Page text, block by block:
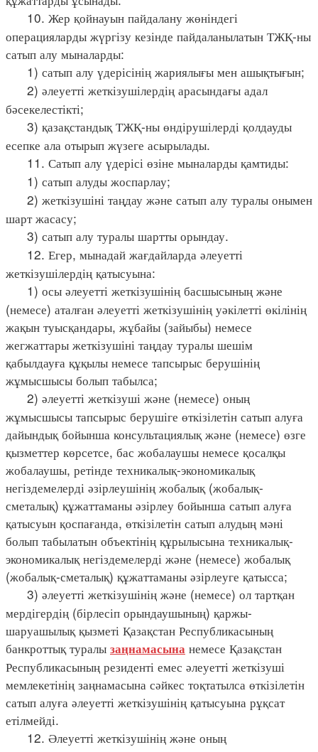
10. Жер қойнауын пайдалану жөніндегі
операцияларды жүргізу кезінде пайдаланылатын ТЖҚ-ны
сатып алу мыналарды:
1) сатып алу үдерісінің жариялығы мен ашықтығын;
2) әлеуетті жеткізушілердің арасындағы адал
бәсекелестікті;
3) қазақстандық ТЖҚ-ны өндірушілерді қолдауды
есепке ала отырып жүзеге асырылады.
11. Сатып алу үдерісі өзіне мыналарды қамтиды:
1) сатып алуды жоспарлау;
2) жеткізушіні таңдау және сатып алу туралы онымен
шарт жасасу;
3) сатып алу туралы шартты орындау.
12. Егер, мынадай жағдайларда әлеуетті
жеткізушілердің қатысуына:
1) осы әлеуетті жеткізушінің басшысының және
(немесе) аталған әлеуетті жеткізушінің уәкілетті өкілінің
жақын туысқандары, жұбайы (зайыбы) немесе
жегжаттары жеткізушіні таңдау туралы шешім
қабылдауға құқылы немесе тапсырыс берушінің
жұмысшысы болып табылса;
2) әлеуетті жеткізуші және (немесе) оның
жұмысшысы тапсырыс берушіге өткізілетін сатып алуға
дайындық бойынша консультациялық және (немесе) өзге
қызметтер көрсетсе, бас жобалаушы немесе қосалқы
жобалаушы, ретінде техникалық-экономикалық
негіздемелерді әзірлеушінің жобалық (жобалық-
сметалық) құжаттаманы әзірлеу бойынша сатып алуға
қатысуын қоспағанда, өткізілетін сатып алудың мәні
болып табылатын объектінің құрылысына техникалық-
экономикалық негіздемелерді және (немесе) жобалық
(жобалық-сметалық) құжаттаманы әзірлеуге қатысса;
3) әлеуетті жеткізушінің және (немесе) ол тартқан
мердігердің (бірлесіп орындаушының) қаржы-
шаруашылық қызметі Қазақстан Республикасының
банкроттық туралы заңнамасына немесе Қазақстан
Республикасының резиденті емес әлеуетті жеткізуші
мемлекетінің заңнамасына сәйкес тоқтатылса өткізілетін
сатып алуға әлеуетті жеткізушінің қатысуына рұқсат
етілмейді.
12. Әлеуетті жеткізушінің және оның